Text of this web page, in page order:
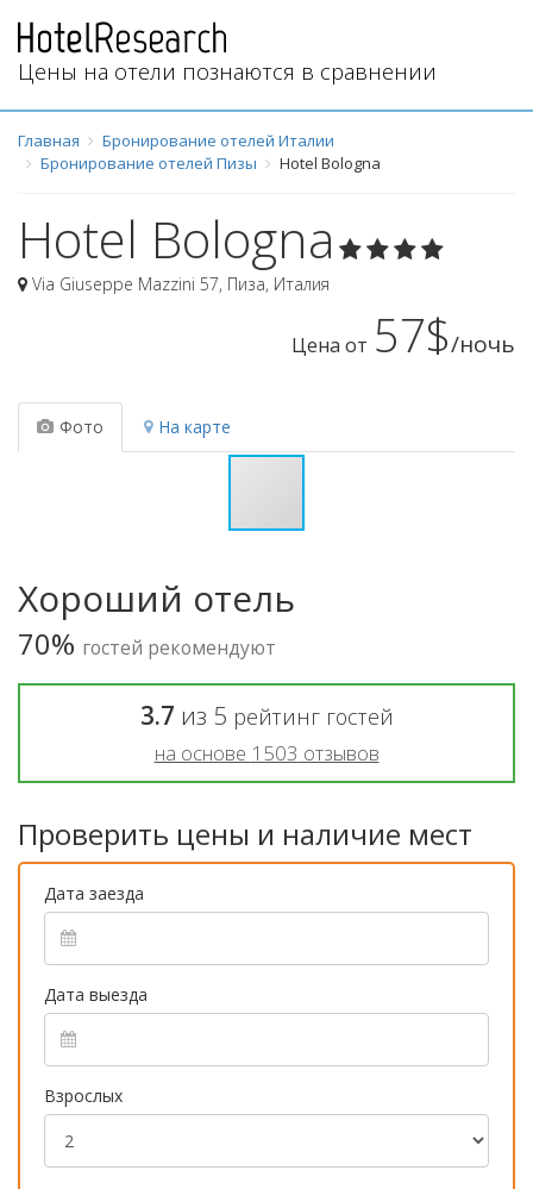
Цены на отели познаются в сравнении
Главная
Бронирование отелей Италии
Бронирование отелей Пизы
Hotel Bologna
Hotel Bologna
Via Giuseppe Mazzini 57, Пиза, Италия
Цена от 57$/ночь
Фото На карте
Хороший отель
70% гостей рекомендуют
3.7 из 5 рейтинг гостей
на основе 1503 отзывов
Проверить цены и наличие мест
Дата заезда
Дата выезда
Взрослых